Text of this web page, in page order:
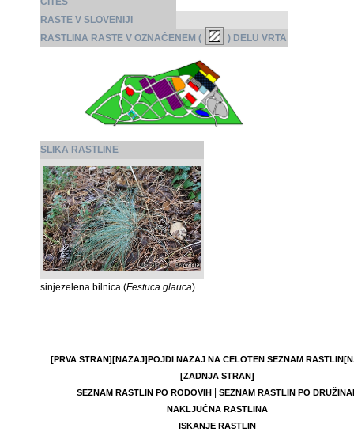
RASTE V SLOVENIJI
RASTLINA RASTE V OZNAČENEM (
) DELU VRTA
SLIKA RASTLINE
sinjezelena bilnica (Festuca glauca)
[PRVA STRAN][NAZAJ]POJDI NAZAJ NA CELOTEN SEZNAM RASTLIN
[ZADNJA STRAN]
SEZNAM RASTLIN PO RODOVIH|
SEZNAM RASTLIN PO
NAKLJUČNA RASTLINA
ISKANJE RASTLIN